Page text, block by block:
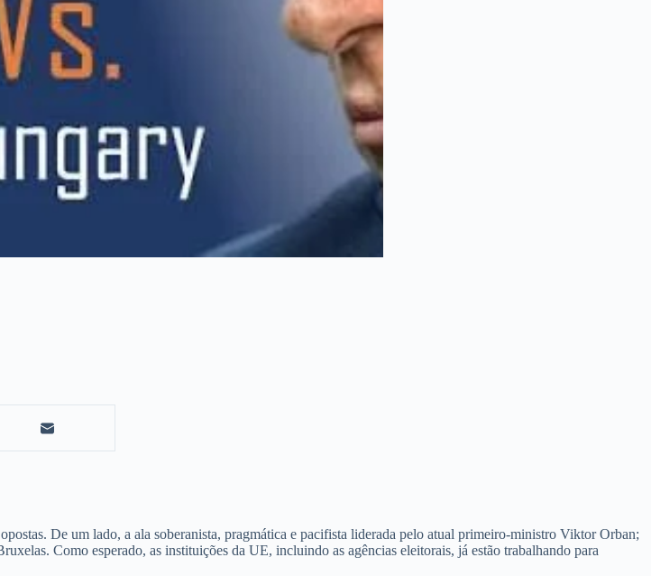
De um lado, a ala soberanista, pragmática e pacifista liderada pelo atual primeiro-ministro Viktor Orban;
Como esperado, as instituições da UE, incluindo as agências eleitorais, já estão trabalhando para